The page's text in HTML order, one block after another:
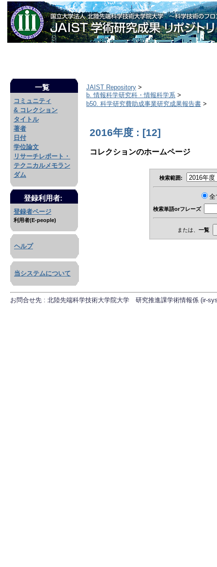
一覧
コミュニティ
& コレクション
タイトル
著者
日付
学位論文
リサーチレポート・
テクニカルメモラン
ダム
登録利用者:
登録者ページ
利用者(E-people)
ヘルプ
当システムについて
JAIST Repository >
b. 情報科学研究科・情報科学系 >
b50. 科学研究費助成事業研究成果報告書 >
2016年度 : [12]
コレクションのホームページ
検索範囲:
検索単語orフレーズ
または、 一覧
お問合せ先 : 北陸先端科学技術大学院大学 研究推進課学術情報係 (ir-